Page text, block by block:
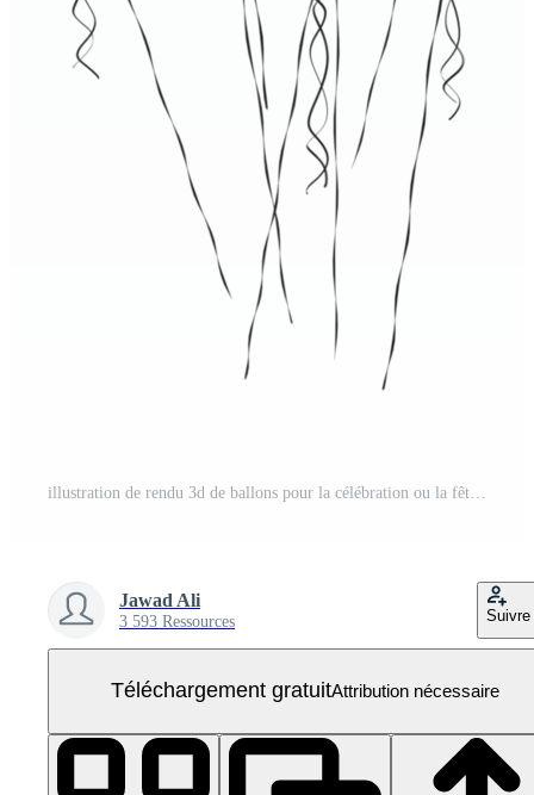
Jawad Ali
3 593 Ressources Suivre
Téléchargement gratuitAttribution nécessaire